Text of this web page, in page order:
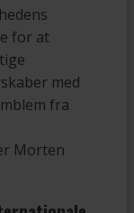
for at
med
fra
Morten